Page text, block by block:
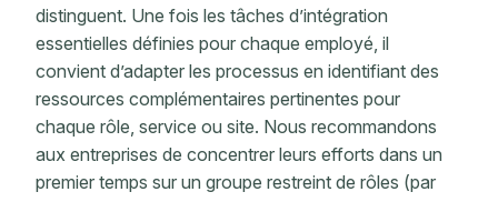
distinguent. Une fois les tâches d’intégration
essentielles définies pour chaque employé, il
convient d’adapter les processus en identifiant des
ressources complémentaires pertinentes pour
chaque rôle, service ou site. Nous recommandons
aux entreprises de concentrer leurs efforts dans un
premier temps sur un groupe restreint de rôles (par